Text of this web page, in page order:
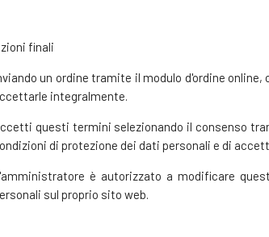
finali
un ordine tramite il modulo d'ordine
integralmente.
questi termini selezionando il consenso
di protezione dei dati personali e di
è autorizzato a modificare
sul proprio sito web.